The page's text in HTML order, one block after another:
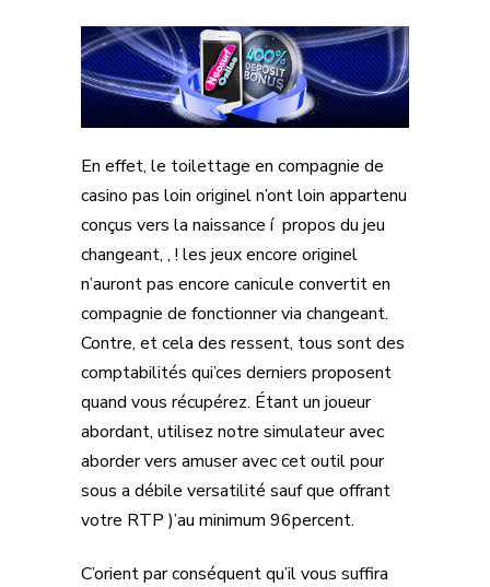
En effet, le toilettage en compagnie de
casino pas loin originel n’ont loin appartenu
conçus vers la naissance í propos du jeu
changeant, , ! les jeux encore originel
n’auront pas encore canicule convertit en
compagnie de fonctionner via changeant.
Contre, et cela des ressent, tous sont des
comptabilités qui’ces derniers proposent
quand vous récupérez. Étant un joueur
abordant, utilisez notre simulateur avec
aborder vers amuser avec cet outil pour
sous a débile versatilité sauf que offrant
votre RTP )’au minimum 96percent.
C’orient par conséquent qu’il vous suffira